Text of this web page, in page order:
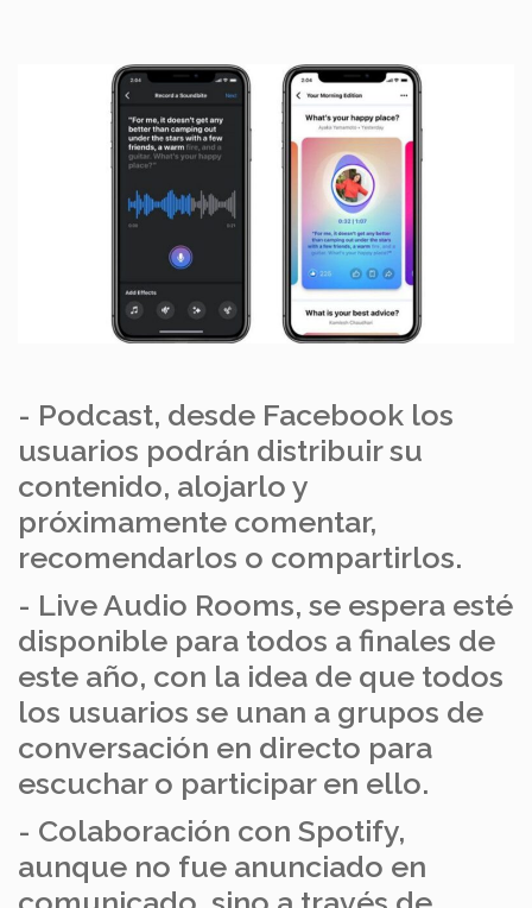
- Podcast, desde Facebook los
usuarios podrán distribuir su
contenido, alojarlo y
próximamente comentar,
recomendarlos o compartirlos.
- Live Audio Rooms, se espera esté
disponible para todos a finales de
este año, con la idea de que todos
los usuarios se unan a grupos de
conversación en directo para
escuchar o participar en ello.
- Colaboración con Spotify,
aunque no fue anunciado en